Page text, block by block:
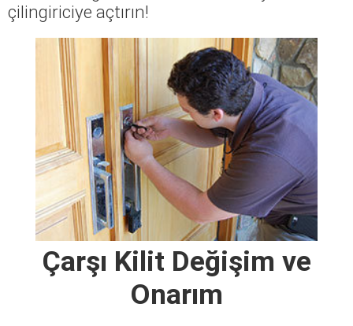
çilingiriciye açtırın!
Çarşı Kilit Değişim ve
Onarım